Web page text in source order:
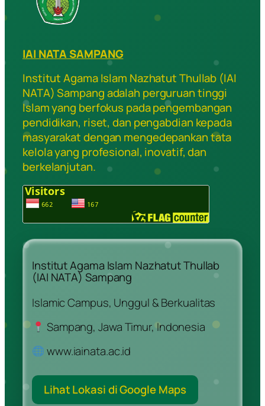
IAI NATA SAMPANG
Institut Agama Islam Nazhatut Thullab (IAI
NATA) Sampang adalah perguruan tinggi
Islam yang berfokus pada pengembangan
pendidikan, riset, dan pengabdian kepada
masyarakat dengan mengedepankan tata
kelola yang profesional, inovatif, dan
berkelanjutan.
Institut Agama Islam Nazhatut Thullab
(IAI NATA) Sampang
Islamic Campus, Unggul & Berkualitas
Sampang, Jawa Timur, Indonesia
www.iainata.ac.id
Lihat Lokasi di Google Maps